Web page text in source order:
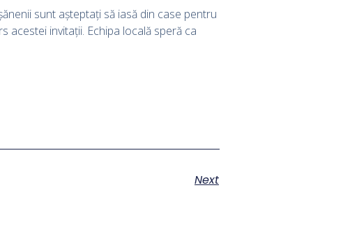
sunt așteptați să iasă din case pentru
acestei invitații. Echipa locală speră ca
Next